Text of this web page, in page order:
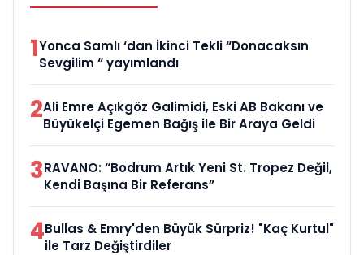
1Yonca Samlı ‘dan İkinci Tekli “Donacaksın
Sevgilim “ yayımlandı
2Ali Emre Açıkgöz Galimidi, Eski AB Bakanı ve
Büyükelçi Egemen Bağış ile Bir Araya Geldi
3RAVANO: “Bodrum Artık Yeni St. Tropez Değil,
Kendi Başına Bir Referans”
4Bullas & Emry'den Büyük Sürpriz! "Kaç Kurtul"
ile Tarz Değiştirdiler